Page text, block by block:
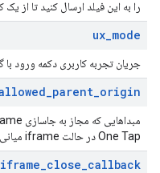
را به این فیلد ارسال کنید تا از
ux_mode
جریان تجربه کاربری دکمه ورود با
_parent_origin
One Tap در حالت iframe میانی اجرا می‌شود.
iframe_close_callback